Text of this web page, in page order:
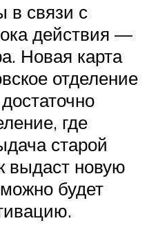
в связи с
действия —
Новая карта
отделение
где
старой
выдаст новую
будет